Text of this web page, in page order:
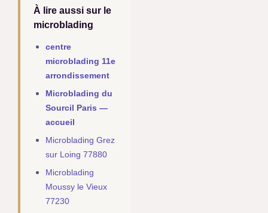
À lire aussi sur le
microblading
centre
microblading 11e
arrondissement
Microblading du
Sourcil Paris —
accueil
Microblading Grez
sur Loing 77880
Microblading
Moussy le Vieux
77230